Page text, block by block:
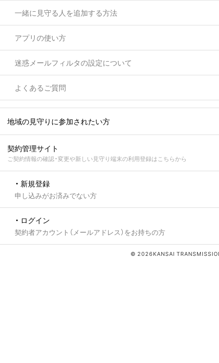
一緒に見守る人を追加する方法
アプリの使い方
迷惑メールフィルタの設定について
よくあるご質問
地域の見守りに参加されたい方
契約管理サイト
ご契約情報の確認・変更や新しい見守り端末の利用登録はこちらから
・ 新規登録
申し込みがお済みでない方
・ ログイン
契約者アカウント（メールアドレス）をお持ちの方
© 2026KANSAI